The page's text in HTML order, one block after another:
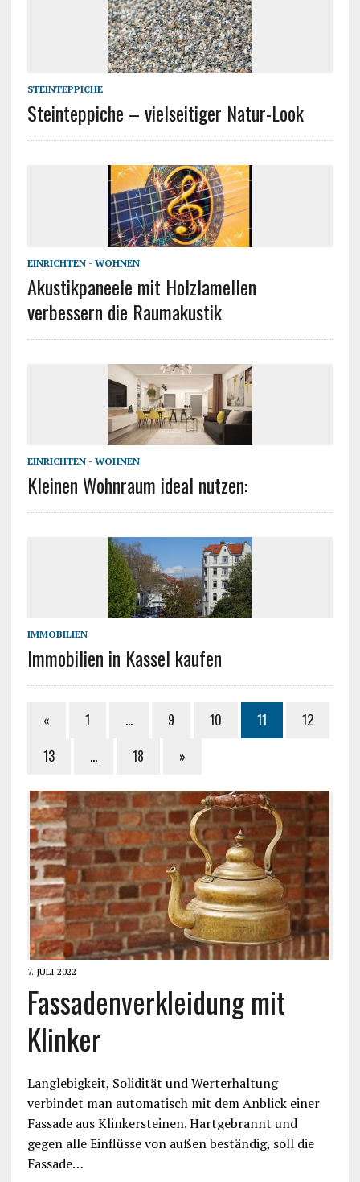
STEINTEPPICHE
Steinteppiche – vielseitiger Natur-Look
EINRICHTEN - WOHNEN
Akustikpaneele mit Holzlamellen
verbessern die Raumakustik
EINRICHTEN - WOHNEN
Kleinen Wohnraum ideal nutzen:
IMMOBILIEN
Immobilien in Kassel kaufen
« 1 … 9 10 11
12
13
… 18 »
7. JULI 2022
Fassadenverkleidung mit
Klinker
Langlebigkeit, Solidität und Werterhaltung
verbindet man automatisch mit dem Anblick einer
Fassade aus Klinkersteinen. Hartgebrannt und
gegen alle Einflüsse von außen beständig, soll die
Fassade…